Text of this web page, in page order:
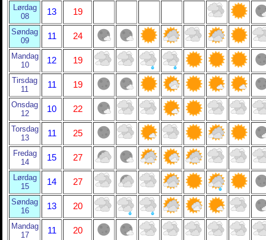
Lørdag
08
13 19
Søndag
09
11 24
Mandag
10
12 19
Tirsdag
11
11 19
Onsdag
12
10 22
Torsdag
13
11 25
Fredag
14
15 27
Lørdag
15
14 27
Søndag
16
13 20
Mandag
17
11
20